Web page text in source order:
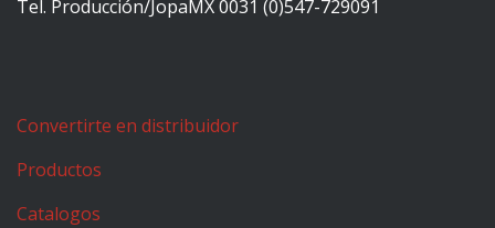
Tel. Producción/JopaMX 0031 (0)547-729091
Convertirte en distribuidor
Productos
Catalogos